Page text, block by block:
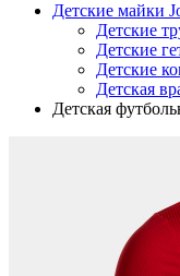
Детские майки
Детские
Детские
Детские
Детская
Детская